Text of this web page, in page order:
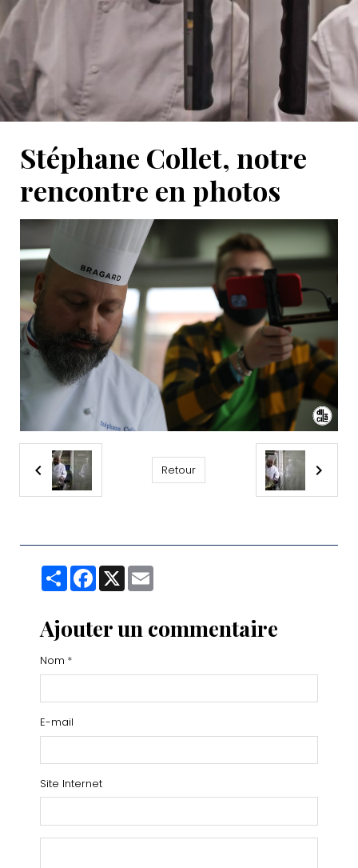
Stéphane Collet, notre
rencontre en photos
Retour
PartagerFacebook
X
Ajouter un commentaire
Nom
E-mail
Site Internet